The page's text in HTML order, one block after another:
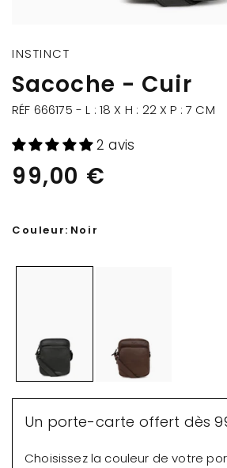
INSTINCT
Sacoche - Cuir
RÉF 666175 - L : 18 X H : 22 X P : 7 CM
2 avis
99,00 €
Couleur: Noir
Un porte-carte offert dès
Choisissez la couleur de votre